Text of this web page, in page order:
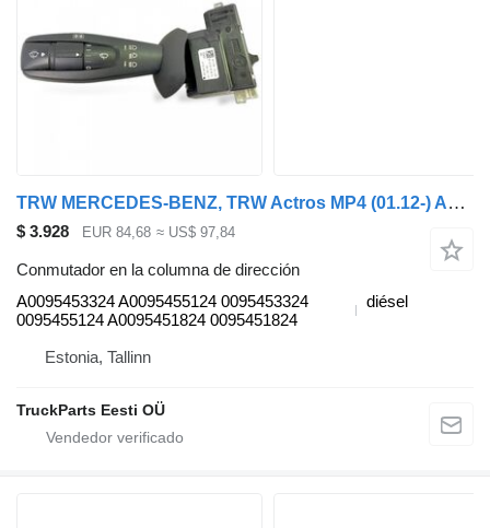
TRW MERCEDES-BENZ, TRW Actros MP4 (01.12-) A0095453324 conmutador en la columna de dirección para Mercedes-Benz Actros MP4 Antos Arocs (2012-) cabeza tractora
$ 3.928 EUR 84,68 ≈ US$ 97,84
Conmutador en la columna de dirección
A0095453324 A0095455124 0095453324
0095455124 A0095451824 0095451824
diésel
Estonia, Tallinn
TruckParts Eesti OÜ